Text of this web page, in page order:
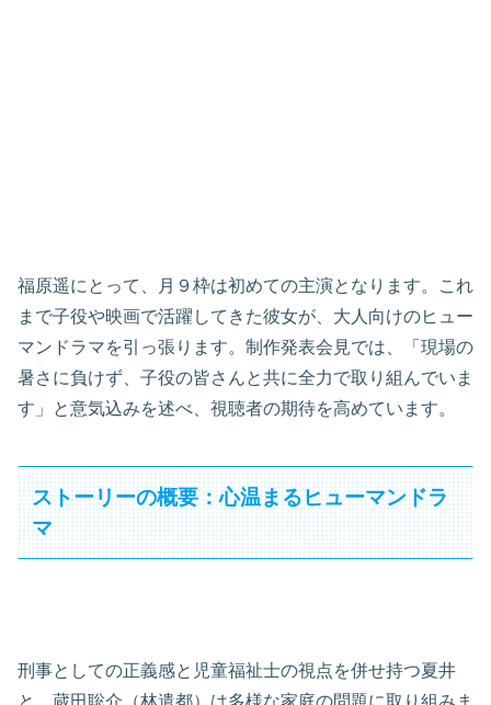
福原遥にとって、月９枠は初めての主演となります。これ
まで子役や映画で活躍してきた彼女が、大人向けのヒュー
マンドラマを引っ張ります。制作発表会見では、「現場の
暑さに負けず、子役の皆さんと共に全力で取り組んでいま
す」と意気込みを述べ、視聴者の期待を高めています。
ストーリーの概要：心温まるヒューマンドラ
マ
刑事としての正義感と児童福祉士の視点を併せ持つ夏井
と、蔵田聡介（林遣都）は多様な家庭の問題に取り組みま